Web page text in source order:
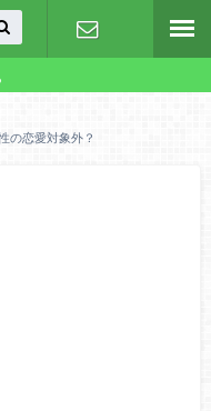
せ
の恋愛対象外？